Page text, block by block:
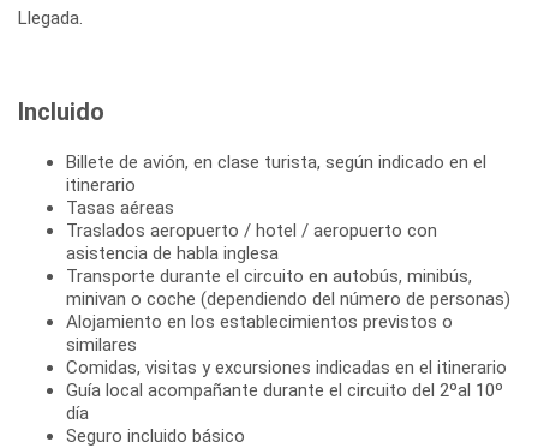
Llegada.
Incluido
Billete de avión, en clase turista, según indicado en el
itinerario
Tasas aéreas
Traslados aeropuerto / hotel / aeropuerto con
asistencia de habla inglesa
Transporte durante el circuito en autobús, minibús,
minivan o coche (dependiendo del número de personas)
Alojamiento en los establecimientos previstos o
similares
Comidas, visitas y excursiones indicadas en el itinerario
Guía local acompañante durante el circuito del 2ºal 10º
día
Seguro incluido básico